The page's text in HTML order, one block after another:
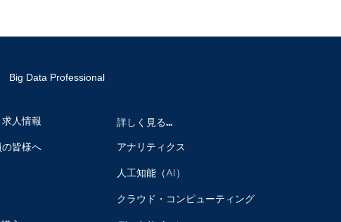
Big Data Professional
人情報
皆様へ
詳しく見る...
アナリティクス
人工知能（AI）
クラウド・コンピューティング